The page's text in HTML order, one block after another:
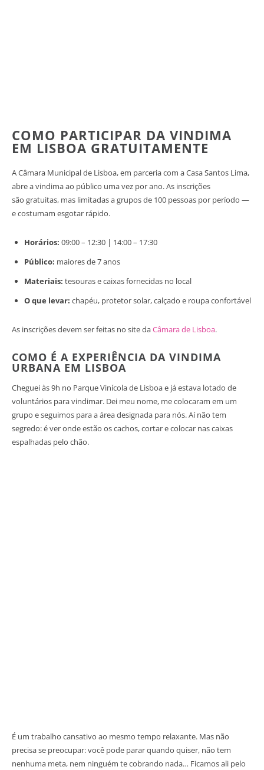
COMO PARTICIPAR DA VINDIMA
EM LISBOA GRATUITAMENTE
A Câmara Municipal de Lisboa, em parceria com a Casa Santos Lima,
abre a vindima ao público uma vez por ano. As inscrições
são gratuitas, mas limitadas a grupos de 100 pessoas por período —
e costumam esgotar rápido.
Horários: 09:00 – 12:30 | 14:00 – 17:30
Público: maiores de 7 anos
Materiais: tesouras e caixas fornecidas no local
O que levar: chapéu, protetor solar, calçado e roupa confortável
As inscrições devem ser feitas no site daCâmara de Lisboa.
COMO É A EXPERIÊNCIA DA VINDIMA
URBANA EM LISBOA
Cheguei às 9h no Parque Vinícola de Lisboa e já estava lotado de
voluntários para vindimar. Dei meu nome, me colocaram em um
grupo e seguimos para a área designada para nós. Aí não tem
segredo: é ver onde estão os cachos, cortar e colocar nas caixas
espalhadas pelo chão.
É um trabalho cansativo ao mesmo tempo relaxante. Mas não
precisa se preocupar: você pode parar quando quiser, não tem
nenhuma meta, nem ninguém te cobrando nada… Ficamos ali pelo